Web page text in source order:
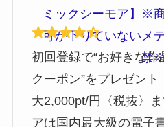
初回登録で“お好きな
クーポン”をプレゼン
大2,000pt/円〈税抜〉
アは国内最大級の電子